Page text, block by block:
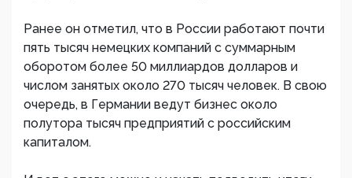
Ранее он отметил, что в России работают почти
пять тысяч немецких компаний с суммарным
оборотом более 50 миллиардов долларов и
числом занятых около 270 тысяч человек. В свою
очередь, в Германии ведут бизнес около
полутора тысяч предприятий с российским
капиталом.